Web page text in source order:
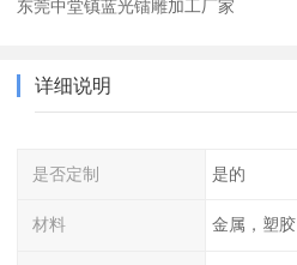
东莞中堂镇蓝光镭雕加工厂家
详细说明
是否定制 是的
材料 金属，塑胶